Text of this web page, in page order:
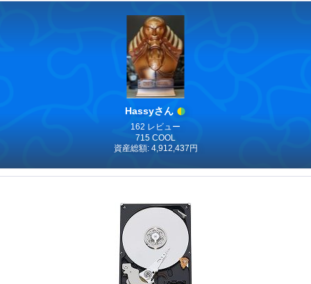
Hassyさん
162 レビュー
715 COOL
資産総額: 4,912,437円